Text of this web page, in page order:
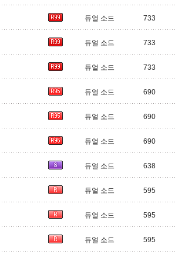
듀얼 소드 733
듀얼 소드 733
듀얼 소드 733
듀얼 소드 690
듀얼 소드 690
듀얼 소드 690
듀얼 소드 638
듀얼 소드 595
듀얼 소드 595
듀얼 소드 595